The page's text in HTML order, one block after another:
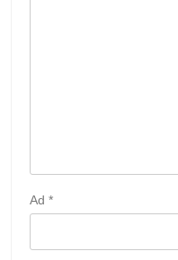
Ad *